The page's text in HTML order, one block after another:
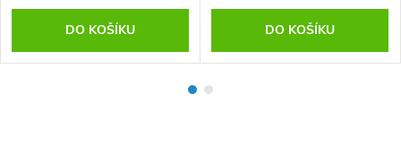
DO KOŠÍKU DO KOŠÍKU